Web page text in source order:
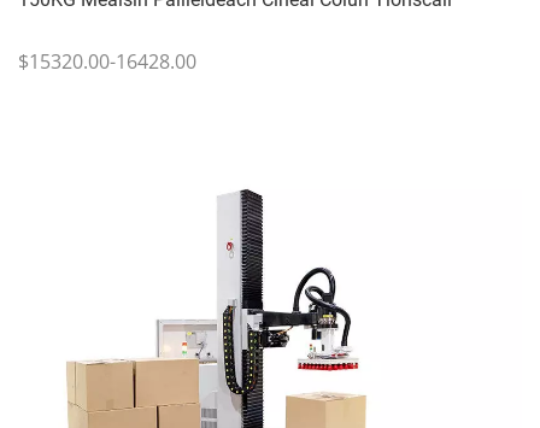
$15320.00-16428.00